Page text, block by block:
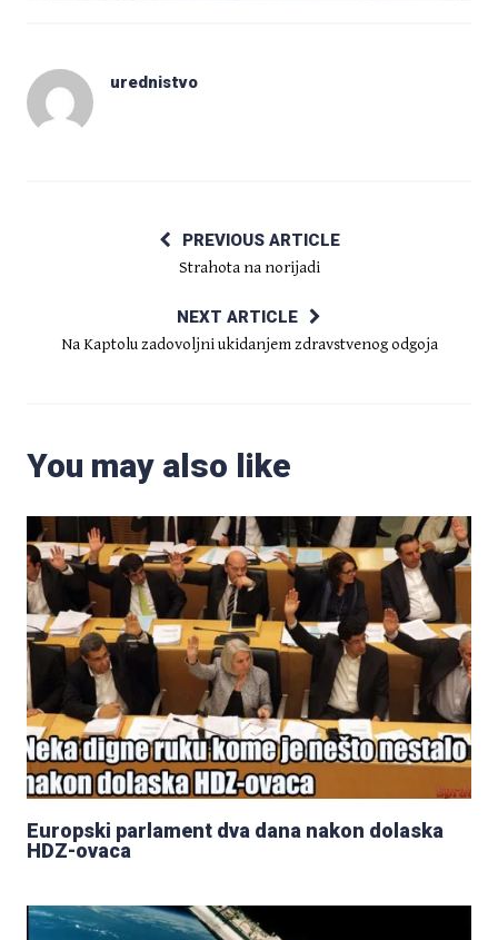
urednistvo
PREVIOUS ARTICLE
Strahota na norijadi
NEXT ARTICLE
Na Kaptolu zadovoljni ukidanjem zdravstvenog odgoja
You may also like
Europski parlament dva dana nakon dolaska
HDZ-ovaca